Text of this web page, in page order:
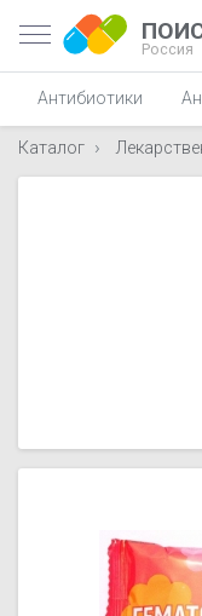
Россия
Антибиотики
Каталог